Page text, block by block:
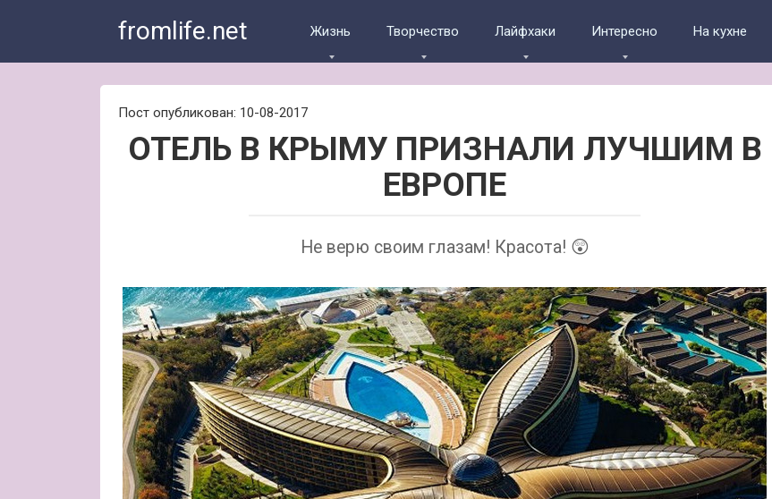
fromlife.net Жизнь Творчество Лайфхаки Интересно На кухне
Пост опубликован: 10-08-2017
ОТЕЛЬ В КРЫМУ ПРИЗНАЛИ ЛУЧШИМ В
ЕВРОПЕ
Не верю своим глазам! Красота! 😲